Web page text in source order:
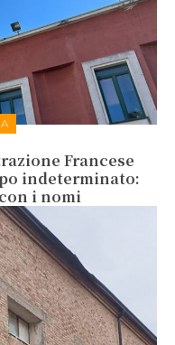
Francese
indeterminato:
i nomi